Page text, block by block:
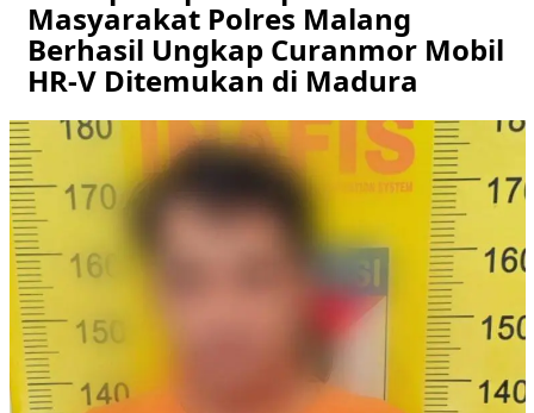
Masyarakat Polres Malang
Berhasil Ungkap Curanmor Mobil
HR-V Ditemukan di Madura